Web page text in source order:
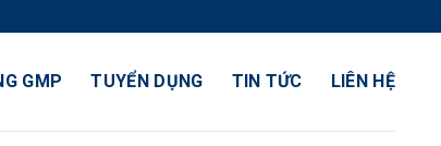
GMP TUYỂN DỤNG TIN TỨC LIÊN HỆ